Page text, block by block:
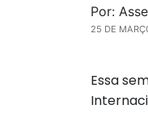
Por:
25 DE
Essa